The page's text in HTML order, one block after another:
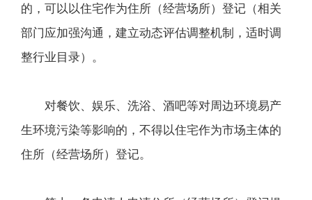
的，可以以住宅作为住所（经营场所）登记（相关
部门应加强沟通，建立动态评估调整机制，适时调
整行业目录）。
对餐饮、娱乐、洗浴、酒吧等对周边环境易产
生环境污染等影响的，不得以住宅作为市场主体的
住所（经营场所）登记。